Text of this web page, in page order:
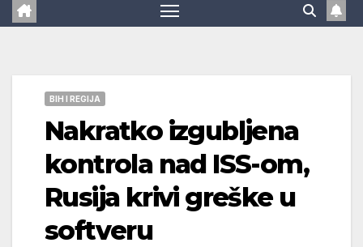
BIH I REGIJA
Nakratko izgubljena
kontrola nad ISS-om,
Rusija krivi greške u
softveru